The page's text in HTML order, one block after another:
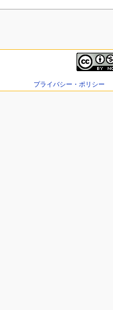
プライバシー・ポリシー